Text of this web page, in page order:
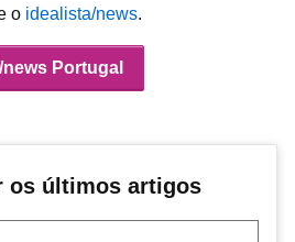
o idealista/news.
Portugal
os últimos artigos